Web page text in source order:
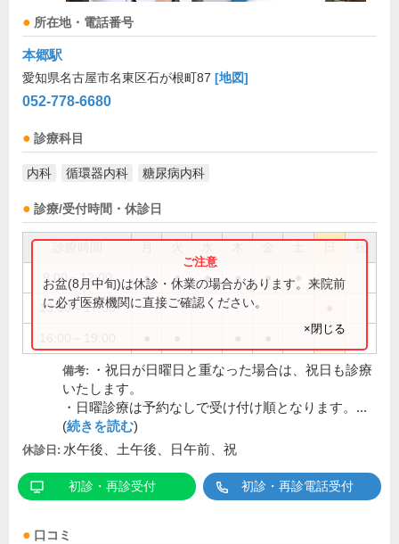
所在地・電話番号
本郷駅
愛知県名古屋市名東区石が根町87 [地図]
052-778-6680
診療科目
内科 循環器内科 糖尿病内科
診療/受付時間・休診日
祝
9:00～12:00 ● ● ● ● ●
13:00～17:00
お盆(8月中旬)は休診・休業の場合があります。来院前
に必ず医療機関に直接ご確認ください。
×閉じる
備考:
・祝日が日曜日と重なった場合は、祝日も診療
いたします。
・日曜診療は予約なしで受け付け順となります。...
(続きを読む)
休診日: 水午後、土午後、日午前、祝
初診・再診受付 初診・再診電話受付
口コミ